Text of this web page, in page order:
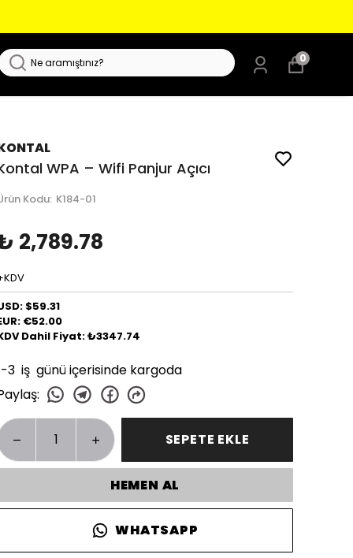
0
WPA – Wifi Panjur Açıcı
Kodu: K184-01
2,789.78
$59.31
€52.00
Dahil Fiyat: ₺3347.74
3 iş günü içerisinde kargoda
:
SEPETE EKLE
HEMEN AL
WHATSAPP